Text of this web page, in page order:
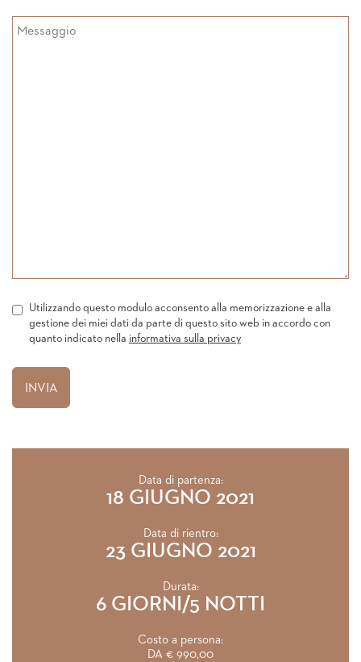
Utilizzando questo modulo acconsento alla memorizzazione e alla
gestione dei miei dati da parte di questo sito web in accordo con
quanto indicato nella informativa sulla privacy
Data di partenza:
18 GIUGNO 2021
Data di rientro:
23 GIUGNO 2021
Durata:
6 GIORNI/5 NOTTI
Costo a persona:
DA € 990,00